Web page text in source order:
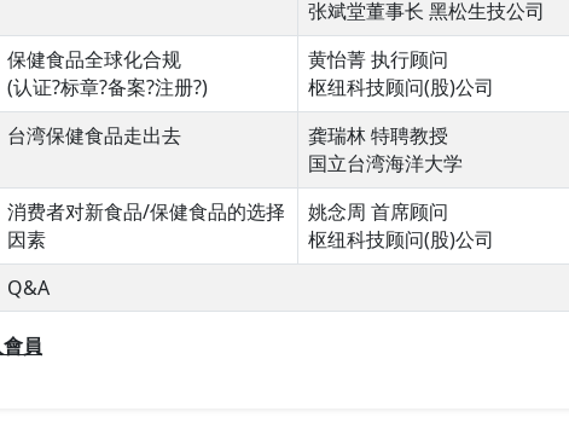
张斌堂董事长 黑松生技公司
保健食品全球化合规
(认证?标章?备案?注册?)
黄怡菁 执行顾问
枢纽科技顾问(股)公司
台湾保健食品走出去
龚瑞林 特聘教授
国立台湾海洋大学
消费者对新食品/保健食品的选择
因素
姚念周 首席顾问
枢纽科技顾问(股)公司
Q&A
員